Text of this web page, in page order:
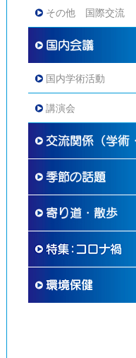
その他 国際交流
国内学術活動
講演会